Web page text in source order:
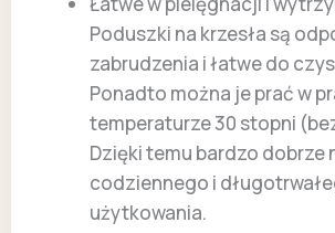
Poduszki na krzesła są
zabrudzenia i łatwe do
Ponadto można je prać w
temperaturze 30 stopni
Dzięki temu bardzo dobrze
codziennego i
użytkowania.